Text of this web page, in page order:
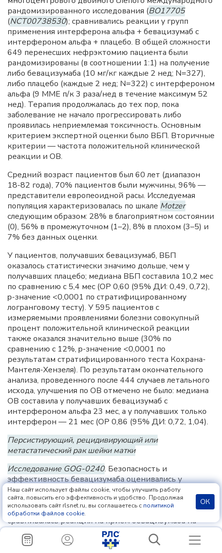
рандомизированного исследования (BO17705
(NCT00738530); сравнивались реакции у групп
применения интерферона альфа + бевацизумаб с
интерфероном альфа + плацебо. В общей сложности
649 перенесших нефрэктомию пациента были
рандомизированы (в соотношении 1:1) на получение
либо бевацизумаба (10 мг/кг каждые 2 нед; N=327),
либо плацебо (каждые 2 нед; N=322) с интерфероном
альфа (9 ММЕ п/к 3 раза/нед в течение максимум 52
нед). Терапия продолжалась до тех пор, пока
заболевание не начало прогрессировать либо
проявилась неприемлемая токсичность. Основным
критерием экспертной оценки было ВБП. Вторичные
критерии — частота положительной клинической
реакции и ОВ.
Средний возраст пациентов был 60 лет (диапазон
18-82 года), 70% пациентов были мужчины, 96% —
представители европеоидной расы. Исследуемая
популяция характеризовалась по шкале Motzer
следующим образом: 28% в благоприятном состоянии
(0), 56% в промежуточном (1–2), 8% в плохом (3–5) и
7% без данных оценки.
У пациентов, получавших бевацизумаб, ВБП
оказалось статистически значимо дольше, чем у
получавших плацебо; медиана ВБП составила 10,2 мес
по сравнению с 5,4 мес (ОР 0,60 (95% ДИ: 0,49, 0,72),
p-значение <0,0001 по стратифицированному
логранговому тесту). У 595 пациентов с
измеряемыми проявлениями болезни совокупный
процент положительной клинической реакции
также оказался значительно выше (30% по
сравнению с 12%, p-значение <0,0001 по
результатам стратифицированного теста Кохрана-
Мантеля-Хензеля). По результатам окончательного
анализа, проведенного после 444 случаев летального
исхода, улучшения по ОВ отмечено не было: медиана
ОВ составила у получавших бевацизумаб с
интерфероном альфа 23 мес, а у получавших только
интерферон — 21 мес (ОР 0,86 (95% ДИ: 0,72, 1,04).
Персистирующий, рецидивирующий или
метастатический рак шейки матки
Исследование GOG-0240. Безопасность и
эффективность бевацизумаба оценивались у
пациентов с персистирующим, рецидивирующим
или метастатическим раком шейки матки в ходе
многоцентрового исследования; у 4 групп
сравнивалась реакция на прием бевацизумаба на
фоне химиотерапии и только на химиотерапию
GOG-0240 NCT00803062). В общей сложности 452
Наш сайт использует файлы cookie, чтобы улучшить работу
сайта, повысить его эффективность и удобство. Продолжая
использовать сайт rlsnet.ru, вы соглашаетесь с политикой
обработки файлов cookie.
ОК